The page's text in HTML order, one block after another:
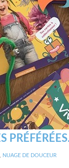
NUAGE DE DOUCEUR